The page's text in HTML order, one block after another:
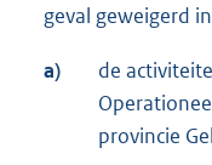
geval geweigerd
a)
de
provincie